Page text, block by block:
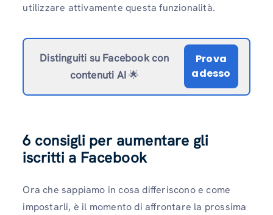
utilizzare attivamente questa funzionalità.
Distinguiti su Facebookcon
contenuti AI🌟
Prova
adesso
6 consigli per aumentare gli
iscritti a Facebook
Ora che sappiamo in cosa differiscono e come
impostarli, è il momento di affrontare la prossima